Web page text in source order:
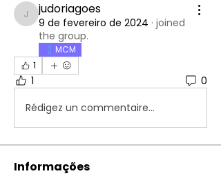
judoriagoes
judoriagoes
9 de fevereiro de 2024 · joined
the group.
MCM
1
1
0
Rédigez un commentaire...
Informações